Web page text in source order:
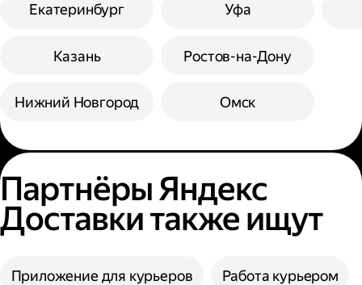
Екатеринбург
Казань
Нижний Новгород
Уфа
Ростов-на-Дону
Омск
Партнёры Яндекс
Доставки также ищут
Приложение для курьеров Работа курьером